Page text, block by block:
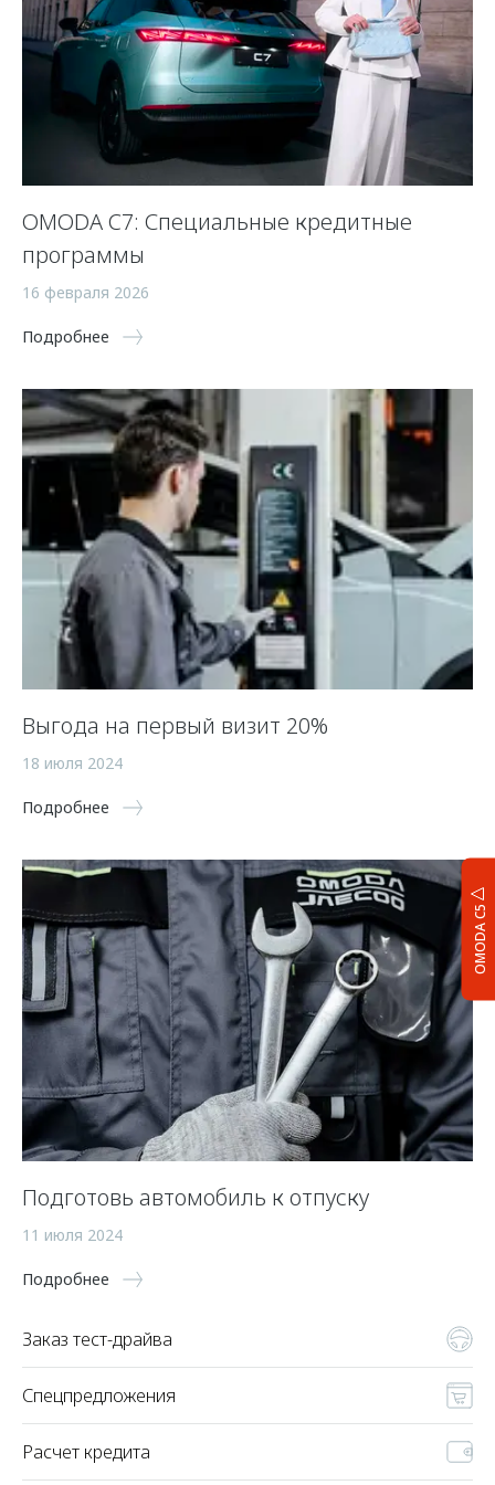
OMODA C5
OMODA C7: Специальные кредитные
программы
16 февраля 2026
Подробнее
Выгода на первый визит 20%
18 июля 2024
Подробнее
Подготовь автомобиль к отпуску
11 июля 2024
Подробнее
Заказ тест-драйва
Спецпредложения
Расчет кредита